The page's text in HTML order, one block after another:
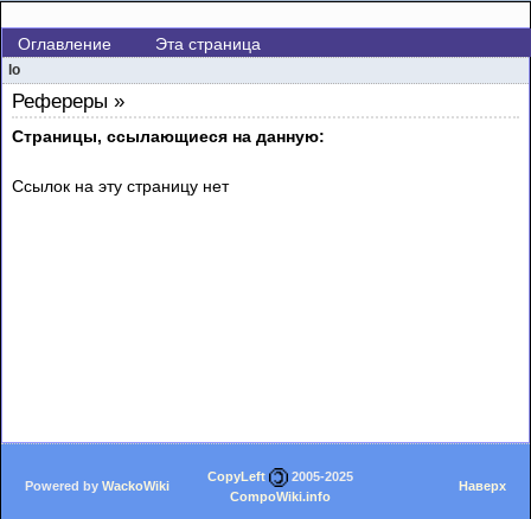
Оглавление Эта страница
lo
Рефереры »
Страницы, ссылающиеся на данную:
Ссылок на эту страницу нет
Powered by WackoWiki
CopyLeft
2005-2025
CompoWiki.info
Наверх